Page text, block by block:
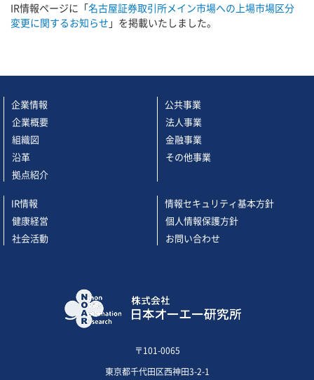
IR情報ページに「名古屋証券取引所メイン市場への上場市場区分
変更に関するお知らせ 」を掲載いたしました。
企業情報
企業概要
組織図
沿革
拠点紹介
公共事業
法人事業
金融事業
その他事業
IR情報
健康経営
社会活動
情報セキュリティ基本方針
個人情報保護方針
お問い合わせ
〒101-0065
東京都千代田区西神田3-2-1